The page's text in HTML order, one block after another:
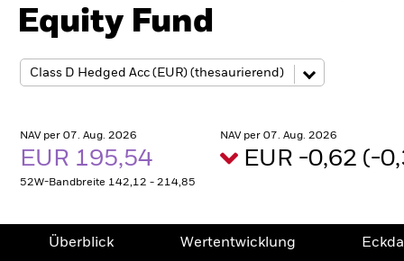
Equity Fund
NAV per 07. Aug. 2026
EUR 195,54
52W-Bandbreite 142,12 - 214,85
NAV per 07. Aug. 2026
EUR -0,62 (-
Überblick Wertentwicklung